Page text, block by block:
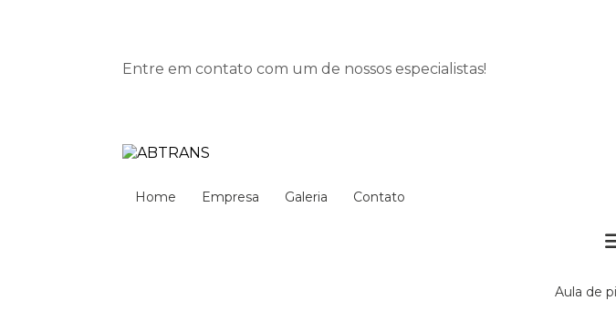
Entre em contato com um de nossos especialistas!
Home Empresa Galeria Contato
aula de